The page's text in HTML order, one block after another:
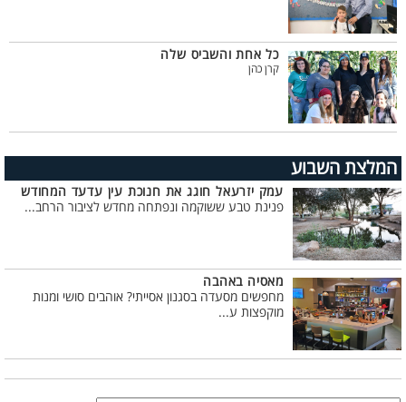
כל אחת והשביס שלה
קרן כהן
המלצת השבוע
עמק יזרעאל חוגג את חנוכת עין עדעד המחודש
פנינת טבע ששוקמה ונפתחה מחדש לציבור הרחב...
מאסיה באהבה
מחפשים מסעדה בסגנון אסייתי? אוהבים סושי ומנות
מוקפצות ע...